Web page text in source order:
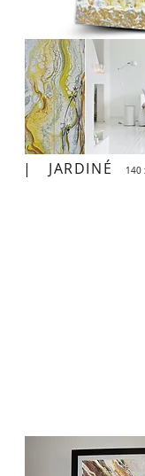
| JARDINÉ 140